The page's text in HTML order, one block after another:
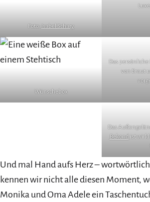
Foto: Isabel Schary
Wünschebox
Das
von Braut
Das
Bekond ist
Und mal Hand aufs Herz –
kennen wir nicht alle diesen Moment,
Monika und Oma Adele ein